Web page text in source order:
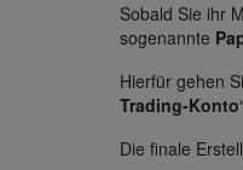
Sobald Sie ihr
sogenannte
Hierfür gehen
Trading-Konto
Die finale